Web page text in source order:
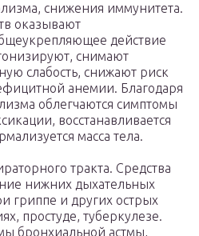
снижения иммунитета.
оказывают
действие
снимают
слабость, снижают риск
анемии. Благодаря
облегчаются симптомы
восстанавливается
масса тела.
тракта. Средства
нижних дыхательных
гриппе и других острых
простуде, туберкулезе.
бронхиальной астмы,